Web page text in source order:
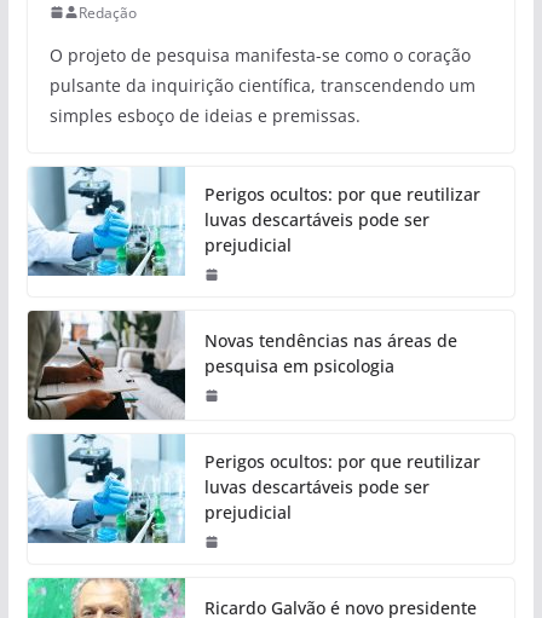
Redação
O projeto de pesquisa manifesta-se como o coração
pulsante da inquirição científica, transcendendo um
simples esboço de ideias e premissas.
Perigos ocultos: por que reutilizar
luvas descartáveis pode ser
prejudicial
Novas tendências nas áreas de
pesquisa em psicologia
Perigos ocultos: por que reutilizar
luvas descartáveis pode ser
prejudicial
Ricardo Galvão é novo presidente